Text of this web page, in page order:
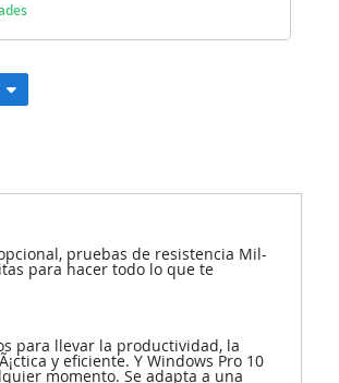
pruebas de resistencia Mil-
para hacer todo lo que te
para llevar la productividad, la
y eficiente. Y Windows Pro 10
momento. Se adapta a una